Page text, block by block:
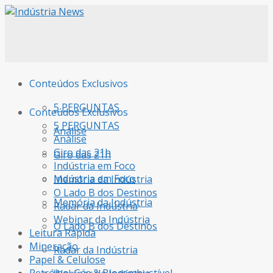
Conteúdos Exclusivos
5 PERGUNTAS
Análise
Giro das 21h
Indústria em Foco
Memória da Indústria
O Lado B dos Destinos
Radar da Indústria
Conteúdos Exclusivos
5 PERGUNTAS
Análise
Giro das 21h
Indústria em Foco
Memória da Indústria
O Lado B dos Destinos
Radar da Indústria
Webinar da Indústria
Leitura Rápida
Mineração
Papel & Celulose